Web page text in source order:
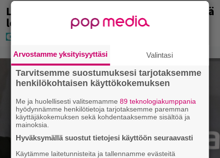
Laulaja Mirellan rantakuvat ovat täynnä
lomaa, aurinkoa ja iloa
Arvostamme yksityisyyttäsi Valintasi
Tarvitsemme suostumuksesi tarjotaksemme
henkilökohtaisen käyttökokemuksen
Me ja huolellisesti valitsemamme89 teknologiakumppania
hyödynnämme henkilötietoja tarjotaksemme paremman
käyttäjäkokemuksen sekä kohdentaaksemme sisältöä ja
mainoksia.
Hyväksymällä suostut tietojesi käyttöön seuraavasti
Käytämme laitetunnisteita ja tallennamme evästeitä